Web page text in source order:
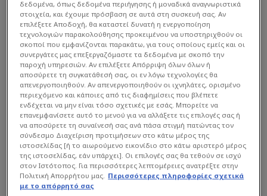
SS4
09:55 COSMOTE SPORT 5 HD Moto3 Γκραν Πρι
Γαλλίας (1ες Ελεύθερες Δοκιμές)
δεδομένα, όπως δεδομένα περιήγησης ή μοναδικά αναγνωριστικά
στοιχεία, και έχουμε πρόσβαση σε αυτά στη συσκευή σας. Αν
επιλέξετε Αποδοχή, θα καταστεί δυνατή η ενεργοποίηση
τεχνολογιών παρακολούθησης προκειμένου να υποστηριχθούν οι
σκοποί που εμφανίζονται παρακάτω, για τους οποίους εμείς και οι
συνεργάτες μας επεξεργαζόμαστε τα δεδομένα με σκοπό την
παροχή υπηρεσιών. Αν επιλέξετε Απόρριψη όλων όλων ή
αποσύρετε τη συγκατάθεσή σας, οι εν λόγω τεχνολογίες θα
απενεργοποιηθούν. Αν απενεργοποιηθούν οι ιχνηλάτες, ορισμένο
περιεχόμενο και κάποιες από τις διαφημίσεις που βλέπετε
ενδέχεται να μην είναι τόσο σχετικές με εσάς. Μπορείτε να
επανεμφανίσετε αυτό το μενού για να αλλάξετε τις επιλογές σας ή
να αποσύρετε τη συναίνεσή σας ανά πάσα στιγμή πατώντας τον
σύνδεσμο Διαχείριση προτιμήσεων στο κάτω μέρος της
ιστοσελίδας [ή το αιωρούμενο εικονίδιο στο κάτω αριστερό μέρος
της ιστοσελίδας, εάν υπάρχει]. Οι επιλογές σας θα τεθούν σε ισχύ
στον Ιστότοπος. Για περισσότερες λεπτομέρειες ανατρέξτε στην
Πολιτική Απορρήτου μας. Περισσότερες πληροφορίες σχετικά
με το απόρρητό σας